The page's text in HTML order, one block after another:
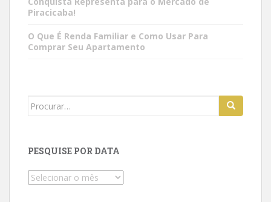
Piracicaba!
O Que É Renda Familiar e Como Usar Para
Comprar Seu Apartamento
Search
PESQUISE POR DATA
Pesquise